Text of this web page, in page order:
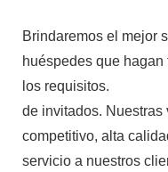
Brindaremos el mejor
huéspedes que
los requisitos.
de invitados. Nuestras
competitivo, alta
servicio a nuestros